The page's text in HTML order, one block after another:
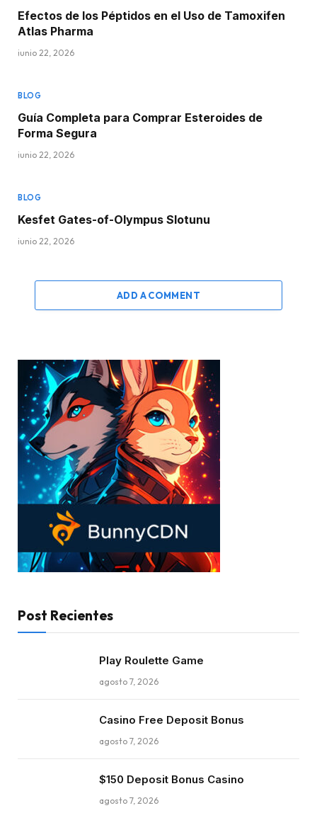
Efectos de los Péptidos en el Uso de Tamoxifen
Atlas Pharma
junio 22, 2026
BLOG
Guía Completa para Comprar Esteroides de
Forma Segura
junio 22, 2026
BLOG
Kesfet Gates-of-Olympus Slotunu
junio 22, 2026
ADD A COMMENT
Post Recientes
Play Roulette Game
agosto 7, 2026
Casino Free Deposit Bonus
agosto 7, 2026
$150 Deposit Bonus Casino
agosto 7, 2026